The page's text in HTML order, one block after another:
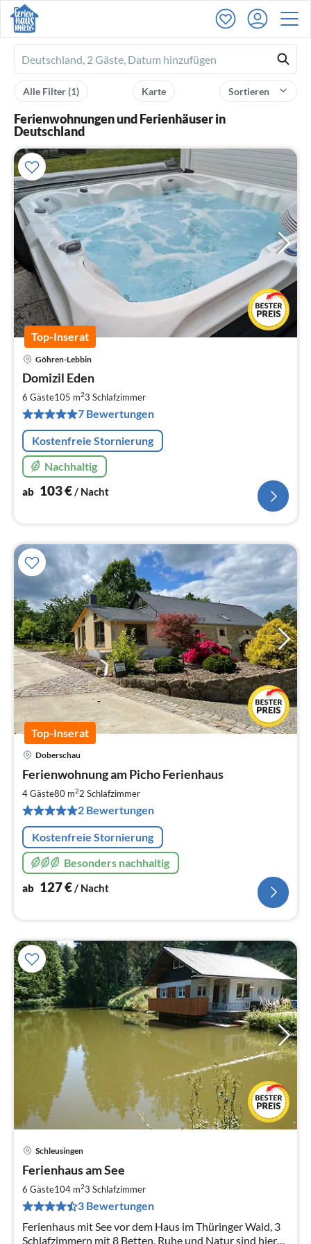
Ferienhausmiete
logo
Sortieren
Karte
Alle Filter(1)
Ferienwohnungen und Ferienhäuser in
Deutschland
Top-Inserat
Göhren-Lebbin
Domizil Eden
6 Gäste105 m23 Schlafzimmer
7 Bewertungen
Kostenfreie Stornierung
Nachhaltig
ab 103€/ Nacht
Top-Inserat
Doberschau
Ferienwohnung am Picho Ferienhaus
4 Gäste80 m22 Schlafzimmer
2 Bewertungen
Kostenfreie Stornierung
Besonders nachhaltig
ab 127€/ Nacht
Schleusingen
Ferienhaus am See
6 Gäste104 m23 Schlafzimmer
3 Bewertungen
Ferienhaus mit See vor dem Haus im Thüringer Wald, 3
Schlafzimmern mit 8 Betten, Ruhe und Natur sind hier